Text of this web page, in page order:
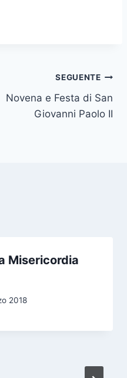
SEGUENTE
Novena e Festa di San
Giovanni Paolo II
Misericordia
2018